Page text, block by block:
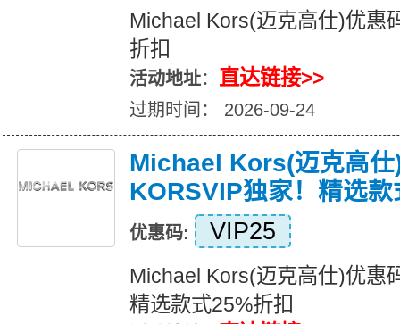
Michael Kors(迈克高仕)优惠
折扣
活动地址： 直达链接>>
过期时间： 2026-09-24
Michael Kors(迈克高仕
KORSVIP独家！精选
优惠码: VIP25
Michael Kors(迈克高仕)优惠
精选款式25%折扣